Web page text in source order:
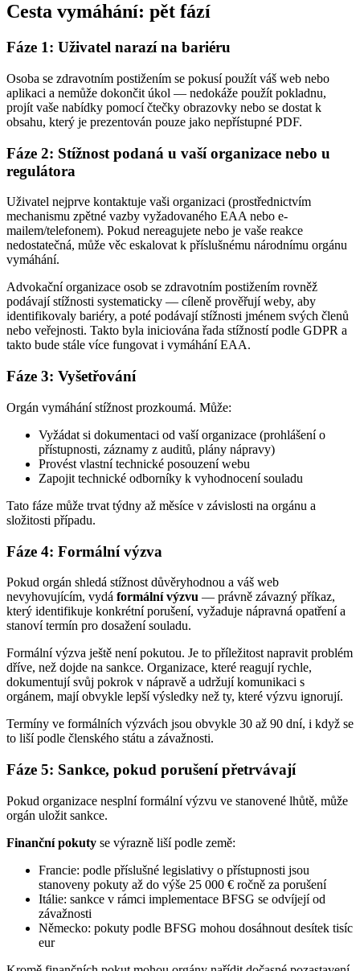
Cesta vymáhání: pět fází
Fáze 1: Uživatel narazí na bariéru
Osoba se zdravotním postižením se pokusí použít váš web nebo
aplikaci a nemůže dokončit úkol — nedokáže použít pokladnu,
projít vaše nabídky pomocí čtečky obrazovky nebo se dostat k
obsahu, který je prezentován pouze jako nepřístupné PDF.
Fáze 2: Stížnost podaná u vaší organizace nebo u
regulátora
Uživatel nejprve kontaktuje vaši organizaci (prostřednictvím
mechanismu zpětné vazby vyžadovaného EAA nebo e-
mailem/telefonem). Pokud nereagujete nebo je vaše reakce
nedostatečná, může věc eskalovat k příslušnému národnímu orgánu
vymáhání.
Advokační organizace osob se zdravotním postižením rovněž
podávají stížnosti systematicky — cíleně prověřují weby, aby
identifikovaly bariéry, a poté podávají stížnosti jménem svých členů
nebo veřejnosti. Takto byla iniciována řada stížností podle GDPR a
takto bude stále více fungovat i vymáhání EAA.
Fáze 3: Vyšetřování
Orgán vymáhání stížnost prozkoumá. Může:
Vyžádat si dokumentaci od vaší organizace (prohlášení o
přístupnosti, záznamy z auditů, plány nápravy)
Provést vlastní technické posouzení webu
Zapojit technické odborníky k vyhodnocení souladu
Tato fáze může trvat týdny až měsíce v závislosti na orgánu a
složitosti případu.
Fáze 4: Formální výzva
Pokud orgán shledá stížnost důvěryhodnou a váš web
nevyhovujícím, vydá formální výzvu — právně závazný příkaz,
který identifikuje konkrétní porušení, vyžaduje nápravná opatření a
stanoví termín pro dosažení souladu.
Formální výzva ještě není pokutou. Je to příležitost napravit problém
dříve, než dojde na sankce. Organizace, které reagují rychle,
dokumentují svůj pokrok v nápravě a udržují komunikaci s
orgánem, mají obvykle lepší výsledky než ty, které výzvu ignorují.
Termíny ve formálních výzvách jsou obvykle 30 až 90 dní, i když se
to liší podle členského státu a závažnosti.
Fáze 5: Sankce, pokud porušení přetrvávají
Pokud organizace nesplní formální výzvu ve stanovené lhůtě, může
orgán uložit sankce.
Finanční pokuty se výrazně liší podle země:
Francie: podle příslušné legislativy o přístupnosti jsou
stanoveny pokuty až do výše 25 000 € ročně za porušení
Itálie: sankce v rámci implementace BFSG se odvíjejí od
závažnosti
Německo: pokuty podle BFSG mohou dosáhnout desítek tisíc
eur